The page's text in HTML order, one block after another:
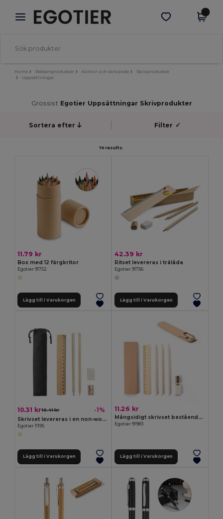
× Egotier-app
Bättre priser i appen!
Hämta app
Home Reklamprodukter Kontor och skrivande
Skrivprodukter
Uppsättningar
Grossist Egotier Uppsättningar Skrivprodukter
Sortera efter Filter ✓
14 results.
11.79 kr
Box med 12 färgkritor
Egotier 91752
Lägg till i Varukorgen
42.39 kr
Ritset levereras i trälåda
Egotier 91756
Lägg till i Varukorgen
10.31 kr10.41 kr -1%
Skrivset levereras i en non-woven-påse
Egotier 11195
Lägg till i Varukorgen
11.26 kr
Mångsidigt skrivset bestående av penna, vässare, suddgummi och linjal
Egotier 91983
Lägg till i Varukorgen